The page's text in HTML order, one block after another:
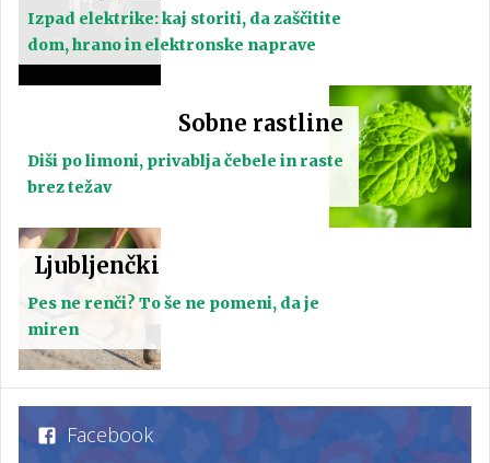
Izpad elektrike: kaj storiti, da zaščitite
dom, hrano in elektronske naprave
Sobne rastline
Diši po limoni, privablja čebele in raste
brez težav
Ljubljenčki
Pes ne renči? To še ne pomeni, da je
miren
Facebook